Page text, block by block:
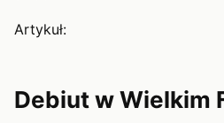
Artykuł:
Debiut w Wielkim